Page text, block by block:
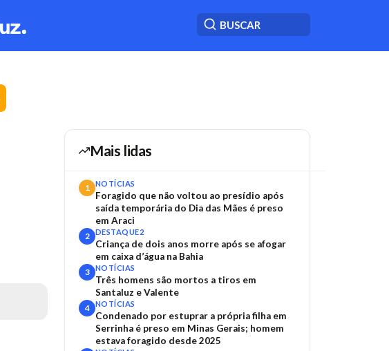
Mais lidas
1 NOTÍCIAS
Foragido que não voltou ao presídio após
saída temporária do Dia das Mães é preso
em Araci
2 DESTAQUE2
Criança de dois anos morre após se afogar
em caixa d’água na Bahia
3 NOTÍCIAS
Três homens são mortos a tiros em
Santaluz e Valente
4 NOTÍCIAS
Condenado por estuprar a própria filha em
Serrinha é preso em Minas Gerais; homem
estava foragido desde 2025